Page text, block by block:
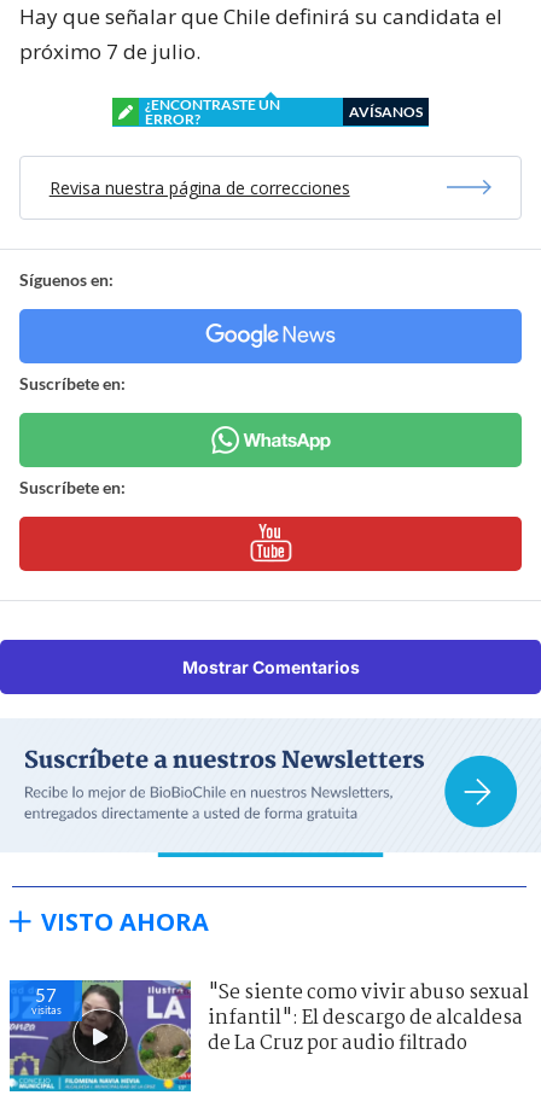
Hay que señalar que Chile definirá su candidata el
próximo 7 de julio.
¿ENCONTRASTE UN
ERROR?
AVÍSANOS
Revisa nuestra página de correcciones
Síguenos en:
Suscríbete en:
Suscríbete en:
Mostrar Comentarios
VISTO AHORA
57
visitas
"Se siente como vivir abuso sexual
infantil": El descargo de alcaldesa
de La Cruz por audio filtrado